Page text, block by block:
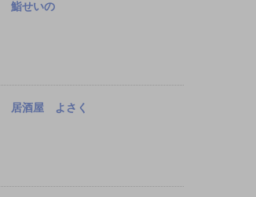
鮨せいの
居酒屋 よさく